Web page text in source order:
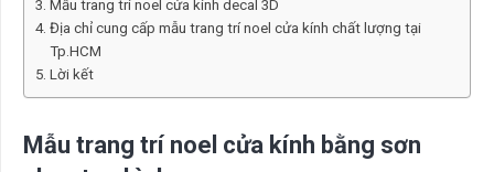
Mẫu trang trí noel cửa kính decal 3D
Địa chỉ cung cấp mẫu trang trí noel cửa kính chất lượng tại
Tp.HCM
Lời kết
Mẫu trang trí noel cửa kính bằng sơn